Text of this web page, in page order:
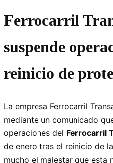
Ferrocarril
suspende
reinicio de
La empresa Ferrocarril
mediante un comunicado
operaciones del Ferrocarril
de enero tras el reinicio de
mucho el malestar que esta